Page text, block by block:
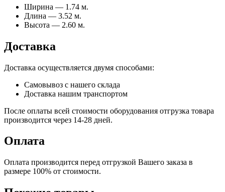
Ширина — 1.74 м.
Длина — 3.52 м.
Высота — 2.60 м.
Доставка
Доставка осуществляется двумя способами:
Самовывоз с нашего склада
Доставка нашим транспортом
После оплаты всей стоимости оборудования отгрузка товара
производится через 14-28 дней.
Оплата
Оплата производится перед отгрузкой Вашего заказа в
размере 100% от стоимости.